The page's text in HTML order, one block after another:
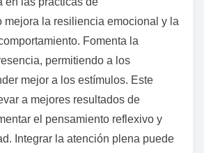
mejora la resiliencia emocional y la
Fomenta la
permitiendo a los
mejor a los estímulos. Este
a mejores resultados de
el pensamiento reflexivo y
Integrar la atención plena puede